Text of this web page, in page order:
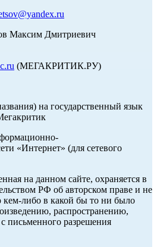
Максим Дмитриевич
(МЕГАКРИТИК.РУ)
на государственный язык
«Интернет» (для сетевого
на данном сайте, охраняется в
РФ об авторском праве и не
либо в какой бы то ни было
распространению,
письменного разрешения